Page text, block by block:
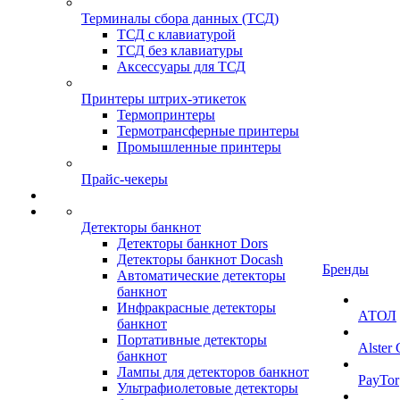
Терминалы сбора данных (ТСД)
ТСД с клавиатурой
ТСД без клавиатуры
Аксессуары для ТСД
Принтеры штрих-этикеток
Термопринтеры
Термотрансферные принтеры
Промышленные принтеры
Прайс-чекеры
Детекторы банкнот
Детекторы банкнот Dors
Детекторы банкнот Docash
Автоматические детекторы
банкнот
Инфракрасные детекторы
банкнот
Портативные детекторы
банкнот
Лампы для детекторов банкнот
Ультрафиолетовые детекторы
Бренды
АТОЛ
Alster
PayTor